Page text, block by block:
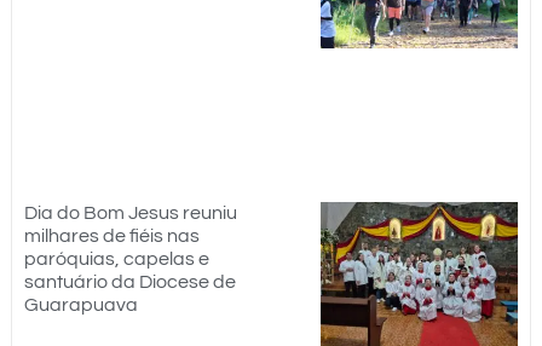
Dia do Bom Jesus reuniu
milhares de fiéis nas
paróquias, capelas e
santuário da Diocese de
Guarapuava